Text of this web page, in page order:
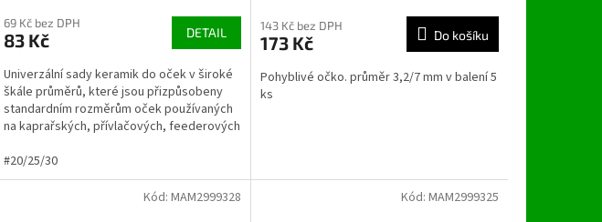
69 Kč bez DPH
83 Kč DETAIL
Univerzální sady keramik do oček v široké
škále průměrů, které jsou přizpůsobeny
standardním rozměrům oček používaných
na kaprařských, přívlačových, feederových
#20/25/30
143 Kč bez DPH
173 Kč Do košíku
Pohyblivé očko. průměr 3,2/7 mm v balení 5
ks
Kód: MAM2999328 Kód: MAM2999325